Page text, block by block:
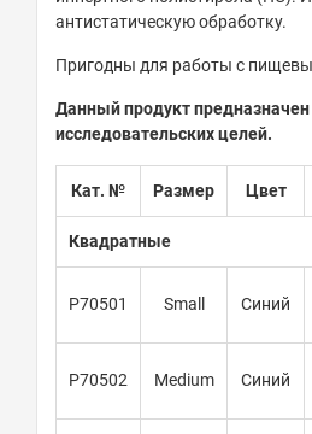
антистатическую обработку.
Пригодны для работы с
Данный продукт предназначен
исследовательских целей.
Кат. № Размер Цвет
Квадратные
P70501 Small Синий
P70502 Medium Синий